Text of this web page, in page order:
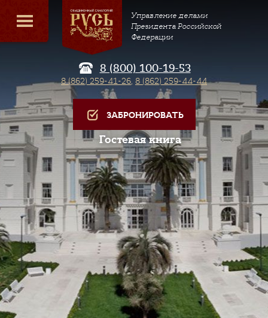
Управление делами
Президента Российской
Федерации
8 (800) 100-19-53
8 (862) 259-41-26, 8 (862) 259-44-44
ЗАБРОНИРОВАТЬ
Гостевая книга